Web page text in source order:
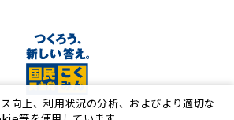
向上、利用状況の分析、およびより適切な